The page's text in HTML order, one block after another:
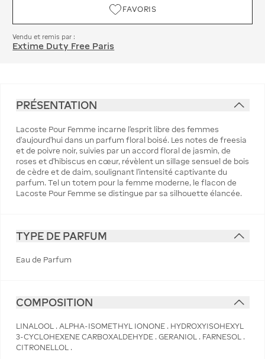
FAVORIS
Vendu et remis par :
Extime Duty Free Paris
PRÉSENTATION
Lacoste Pour Femme incarne l'esprit libre des femmes
d'aujourd'hui dans un parfum floral boisé. Les notes de freesia
et de poivre noir, suivies par un accord floral de jasmin, de
roses et d'hibiscus en cœur, révèlent un sillage sensuel de bois
de cèdre et de daim, soulignant l'intensité captivante du
parfum. Tel un totem pour la femme moderne, le flacon de
Lacoste Pour Femme se distingue par sa silhouette élancée.
TYPE DE PARFUM
Eau de Parfum
COMPOSITION
LINALOOL . ALPHA-ISOMETHYL IONONE . HYDROXYISOHEXYL
3-CYCLOHEXENE CARBOXALDEHYDE . GERANIOL . FARNESOL .
CITRONELLOL .